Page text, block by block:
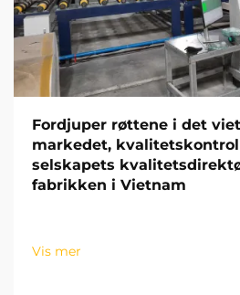
Fordjuper røttene i det
markedet,
selskapets
fabrikken i Vietnam
Vis mer